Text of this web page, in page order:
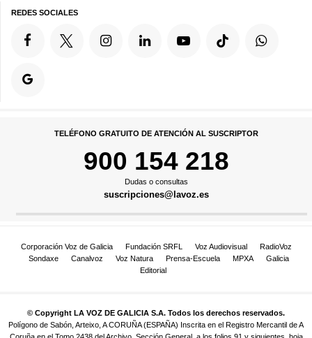
REDES SOCIALES
TELÉFONO GRATUITO DE ATENCIÓN AL SUSCRIPTOR
900 154 218
Dudas o consultas
suscripciones@lavoz.es
Corporación Voz de Galicia Fundación SRFL Voz Audiovisual
RadioVoz
Sondaxe
Canalvoz Voz Natura Prensa-Escuela MPXA
Galicia
Editorial
© Copyright LA VOZ DE GALICIA S.A. Todos los derechos reservados.
Polígono de Sabón, Arteixo, A CORUÑA (ESPAÑA) Inscrita en el Registro Mercantil de A